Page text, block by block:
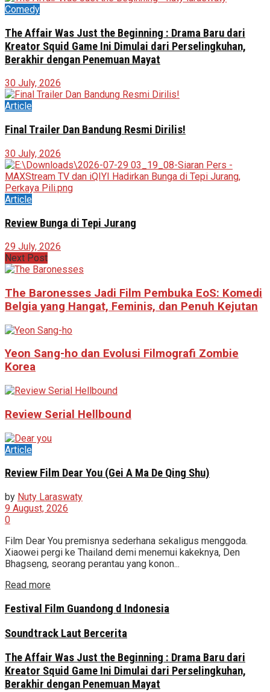
Comedy
The Affair Was Just the Beginning : Drama Baru dari
Kreator Squid Game Ini Dimulai dari Perselingkuhan,
Berakhir dengan Penemuan Mayat
30 July, 2026
Article
Final Trailer Dan Bandung Resmi Dirilis!
30 July, 2026
Article
Review Bunga di Tepi Jurang
29 July, 2026
Next Post
The Baronesses Jadi Film Pembuka EoS: Komedi
Belgia yang Hangat, Feminis, dan Penuh Kejutan
Yeon Sang-ho dan Evolusi Filmografi Zombie
Korea
Review Serial Hellbound
Article
Review Film Dear You (Gei A Ma De Qing Shu)
by Nuty Laraswaty
9 August, 2026
0
Film Dear You premisnya sederhana sekaligus menggoda.
Xiaowei pergi ke Thailand demi menemui kakeknya, Den
Bhagseng, seorang perantau yang konon...
Read more
Festival Film Guandong d Indonesia
Soundtrack Laut Bercerita
The Affair Was Just the Beginning : Drama Baru dari
Kreator Squid Game Ini Dimulai dari Perselingkuhan,
Berakhir dengan Penemuan Mayat